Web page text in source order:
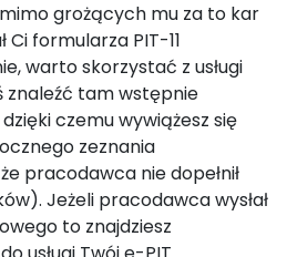
grożących mu za to kar
Ci formularza PIT-11
warto skorzystać z usługi
znaleźć tam wstępnie
czemu wywiążesz się
zeznania
pracodawca nie dopełnił
Jeżeli pracodawca wysłał
to znajdziesz